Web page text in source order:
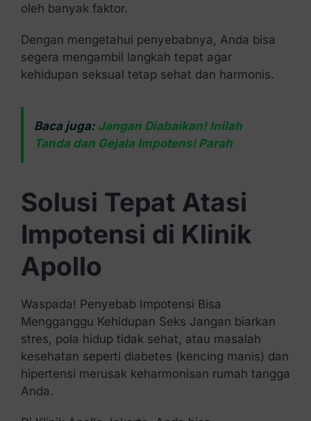
oleh banyak faktor.
Dengan mengetahui penyebabnya, Anda bisa
segera mengambil langkah tepat agar
kehidupan seksual tetap sehat dan harmonis.
Baca juga: Jangan Diabaikan! Inilah
Tanda dan Gejala Impotensi Parah
Solusi Tepat Atasi
Impotensi di Klinik
Apollo
Waspada! Penyebab Impotensi Bisa
Mengganggu Kehidupan Seks Jangan biarkan
stres, pola hidup tidak sehat, atau masalah
kesehatan seperti diabetes (kencing manis) dan
hipertensi merusak keharmonisan rumah tangga
Anda.